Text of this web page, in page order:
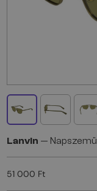
Lanvin —
51 000 Ft